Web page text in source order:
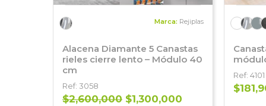
Marca: Rejiplas
Alacena Diamante 5 Canastas
rieles cierre lento – Módulo 40
cm
Ref: 3058
$2,600,000 $1,300,000
Ref: 4101